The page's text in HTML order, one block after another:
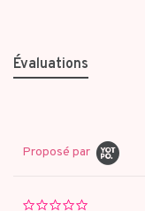
Évaluations
Proposé par